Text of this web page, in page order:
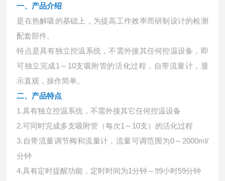
一、产品介绍
是在热解吸的基础上，为提高工作效率而研制设计的检测
配套部件。
特点是具有独立控温系统，不需外接其任何控温设备，即
可独立完成1～10支吸附管的活化过程，自带流量计，显
示直观，操作简单。
二、产品特点
1.具有独立控温系统，不需外接其它任何控温设备
2.可同时完成多支吸附管（每次1～10支）的活化过程
3.自带流量调节阀和流量计，流量可调范围为0～2000ml/
分钟
4.具有定时提醒功能，定时时间为1分钟～99小时59分钟